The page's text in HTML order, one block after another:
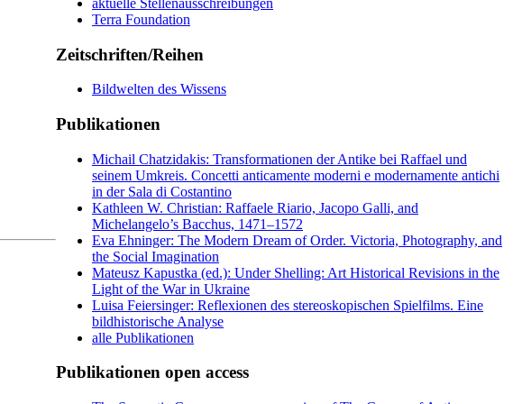
Terra Foundation
Zeitschriften/Reihen
Bildwelten des Wissens
Publikationen
Michail Chatzidakis: Transformationen der Antike bei Raffael und
seinem Umkreis. Concetti anticamente moderni e modernamente antichi
in der Sala di Costantino
Kathleen W. Christian: Raffaele Riario, Jacopo Galli, and
Michelangelo’s Bacchus, 1471–1572
Eva Ehninger: The Modern Dream of Order. Victoria, Photography, and
the Social Imagination
Mateusz Kapustka (ed.): Under Shelling: Art Historical Revisions in the
Light of the War in Ukraine
Luisa Feiersinger: Reflexionen des stereoskopischen Spielfilms. Eine
bildhistorische Analyse
alle Publikationen
Publikationen open access